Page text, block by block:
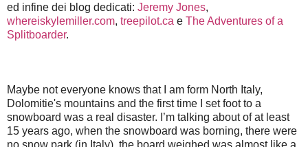
ed infine dei blog dedicati: Jeremy Jones,
whereiskylemiller.com, treepilot.ca e The Adventures of a
Splitboarder.
Maybe not everyone knows that I am form North Italy,
Dolomitie's mountains and the first time I set foot to a
snowboard was a real disaster. I’m talking about of at least
15 years ago, when the snowboard was borning, there were
no snow park (in Italy), the board weighed was almost like a